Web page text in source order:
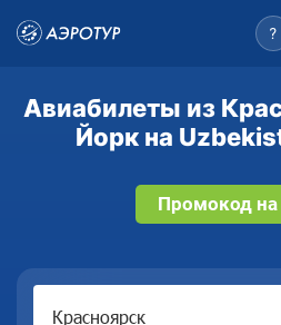
Авиабилеты из
Йорк на
Промокод